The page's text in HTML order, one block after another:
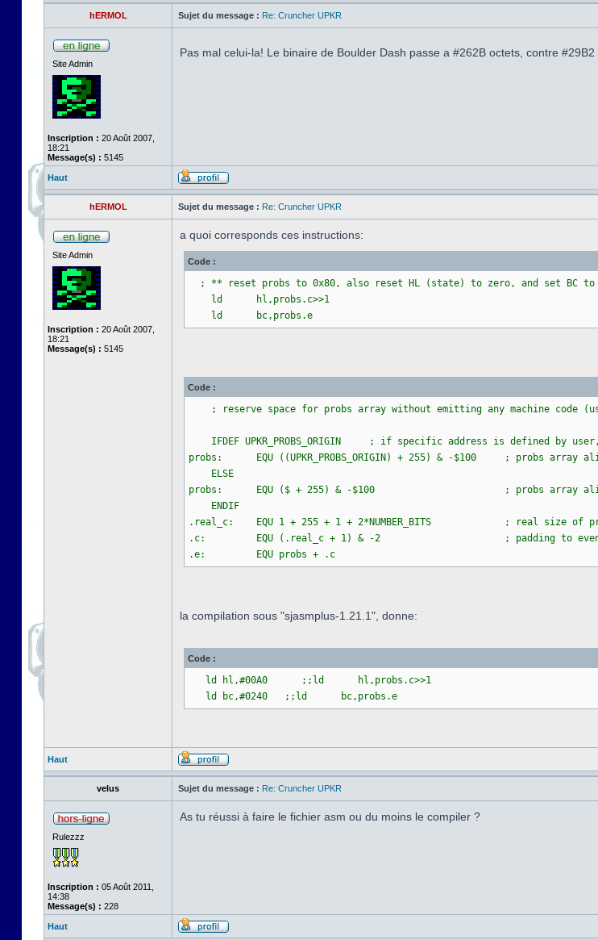
hERMOL Sujet du message : Re: Cruncher UPKR
Site Admin
Inscription : 20 Août 2007,
18:21
Message(s) : 5145
Pas mal celui-la! Le binaire de Boulder Dash passe a #262B octets, contre
Haut
hERMOL Sujet du message : Re: Cruncher UPKR
Site Admin
Inscription : 20 Août 2007,
18:21
Message(s) : 5145
a quoi corresponds ces instructions:
Code :
; ** reset probs to 0x80, also reset HL (state) to zero, and set BC to
ld hl,probs.c>>1
ld bc,probs.e
Code :
; reserve space for probs array without emitting any machine code
IFDEF UPKR_PROBS_ORIGIN ; if specific address is defined by
probs: EQU ((UPKR_PROBS_ORIGIN) + 255) & -$100 ; probs array
ELSE
probs: EQU ($ + 255) & -$100 ; probs array
ENDIF
.real_c: EQU 1 + 255 + 1 + 2*NUMBER_BITS ; real size of
.c: EQU (.real_c + 1) & -2 ; padding to even size
.e: EQU probs + .c
la compilation sous "sjasmplus-1.21.1", donne:
Code :
ld hl,#00A0 ;;ld hl,probs.c>>1
ld bc,#0240 ;;ld bc,probs.e
Haut
velus Sujet du message : Re: Cruncher UPKR
Rulezzz
Inscription : 05 Août 2011,
14:38
Message(s) : 228
As tu réussi à faire le fichier asm ou du moins le compiler ?
Haut